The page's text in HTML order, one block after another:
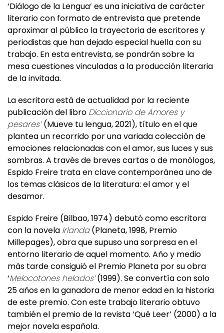
‘Diálogo de la Lengua’ es una iniciativa de carácter
literario con formato de entrevista que pretende
aproximar al público la trayectoria de escritores y
periodistas que han dejado especial huella con su
trabajo. En esta entrevista, se pondrán sobre la
mesa cuestiones vinculadas a la producción literaria
de la invitada.
La escritora está de actualidad por la reciente
publicación del libro Diccionario de Amores y
pesares’(Mueve tu lengua, 2021), título en el que
plantea un recorrido por una variada colección de
emociones relacionadas con el amor, sus luces y sus
sombras. A través de breves cartas o de monólogos,
Espido Freire trata en clave contemporánea uno de
los temas clásicos de la literatura: el amor y el
desamor.
Espido Freire (Bilbao, 1974) debutó como escritora
con la novela Irlanda(Planeta, 1998, Premio
Millepages), obra que supuso una sorpresa en el
entorno literario de aquel momento. Año y medio
más tarde consiguió el Premio Planeta por su obra
‘Melocotones helados’(1999). Se convertía con solo
25 años en la ganadora de menor edad en la historia
de este premio. Con este trabajo literario obtuvo
también el premio de la revista ‘Qué Leer’ (2000) a la
mejor novela española.